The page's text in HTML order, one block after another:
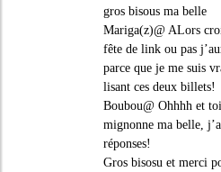
gros bisous ma belle
Mariga(z)@ ALors
fête de link ou pas
parce que je me suis
lisant ces deux billets!
Boubou@ Ohhhh et toi
mignonne ma belle,
réponses!
Gros bisosu et merci